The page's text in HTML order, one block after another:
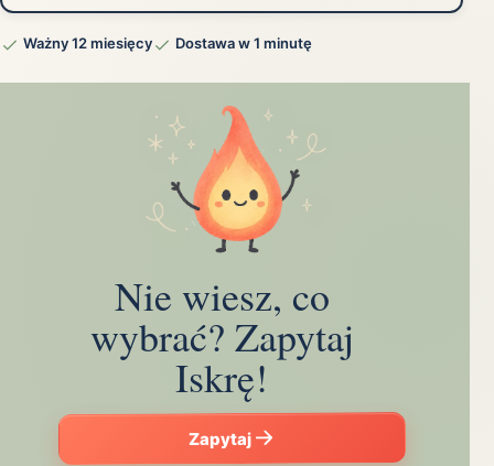
Ważny 12 miesięcy Dostawa w 1 minutę
Nie wiesz, co
wybrać? Zapytaj
Iskrę!
Zapytaj